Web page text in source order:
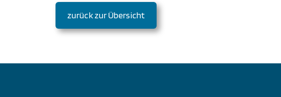
zurück zur Übersicht